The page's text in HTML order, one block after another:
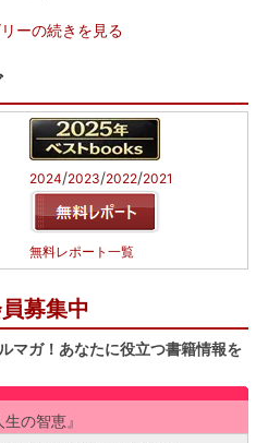
ーの続きを見る
2024/2023/2022/2021
無料レポート一覧
募集中
マガ！あなたに役立つ書籍情報を
の智恵』